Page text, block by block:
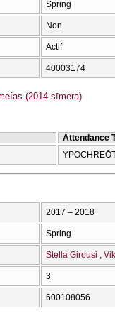
Spring
Non
Actif
40003174
(2014-sīmera)
Attendance
2017 – 2018
Spring
Stella Girousi
3
600108056